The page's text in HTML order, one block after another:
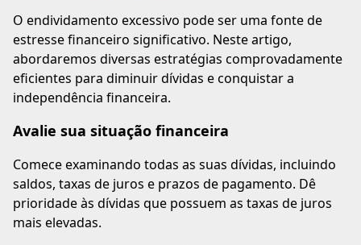
O endividamento excessivo pode ser uma fonte de
estresse financeiro significativo. Neste artigo,
abordaremos diversas estratégias comprovadamente
eficientes para diminuir dívidas e conquistar a
independência financeira.
Avalie sua situação financeira
Comece examinando todas as suas dívidas, incluindo
saldos, taxas de juros e prazos de pagamento. Dê
prioridade às dívidas que possuem as taxas de juros
mais elevadas.